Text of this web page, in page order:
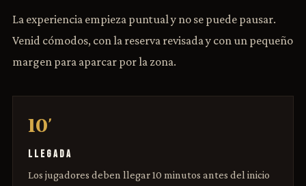
La experiencia empieza puntual y no se puede pausar.
Venid cómodos, con la reserva revisada y con un pequeño
margen para aparcar por la zona.
10'
LLEGADA
Los jugadores deben llegar 10 minutos antes del inicio